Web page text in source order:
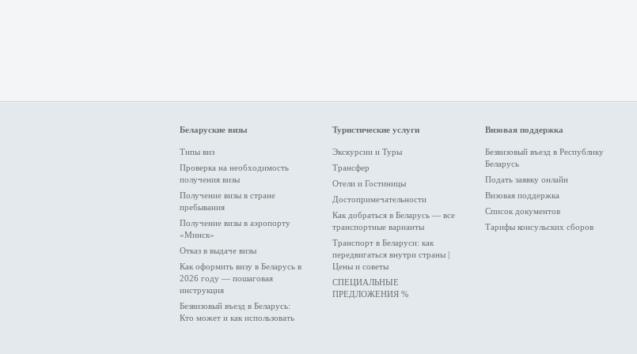
Беларуские визы
Типы виз
Проверка на необходимость
получения визы
Получение визы в стране
пребывания
Получение визы в аэропорту
«Минск»
Отказ в выдаче визы
Как оформить визу в Беларусь в
2026 году — пошаговая
инструкция
Безвизовый въезд в Беларусь:
Кто может и как использовать
Туристические услуги
Экскурсии и Туры
Трансфер
Отели и Гоcтиницы
Достопримечательности
Как добраться в Беларусь — все
транспортные варианты
Транспорт в Беларуси: как
передвигаться внутри страны |
Цены и советы
СПЕЦИАЛЬНЫЕ
ПРЕДЛОЖЕНИЯ %
Визовая поддержка
Безвизовый въезд в Республику
Беларусь
Подать заявку онлайн
Визовая поддержка
Список документов
Тарифы консульских сборов